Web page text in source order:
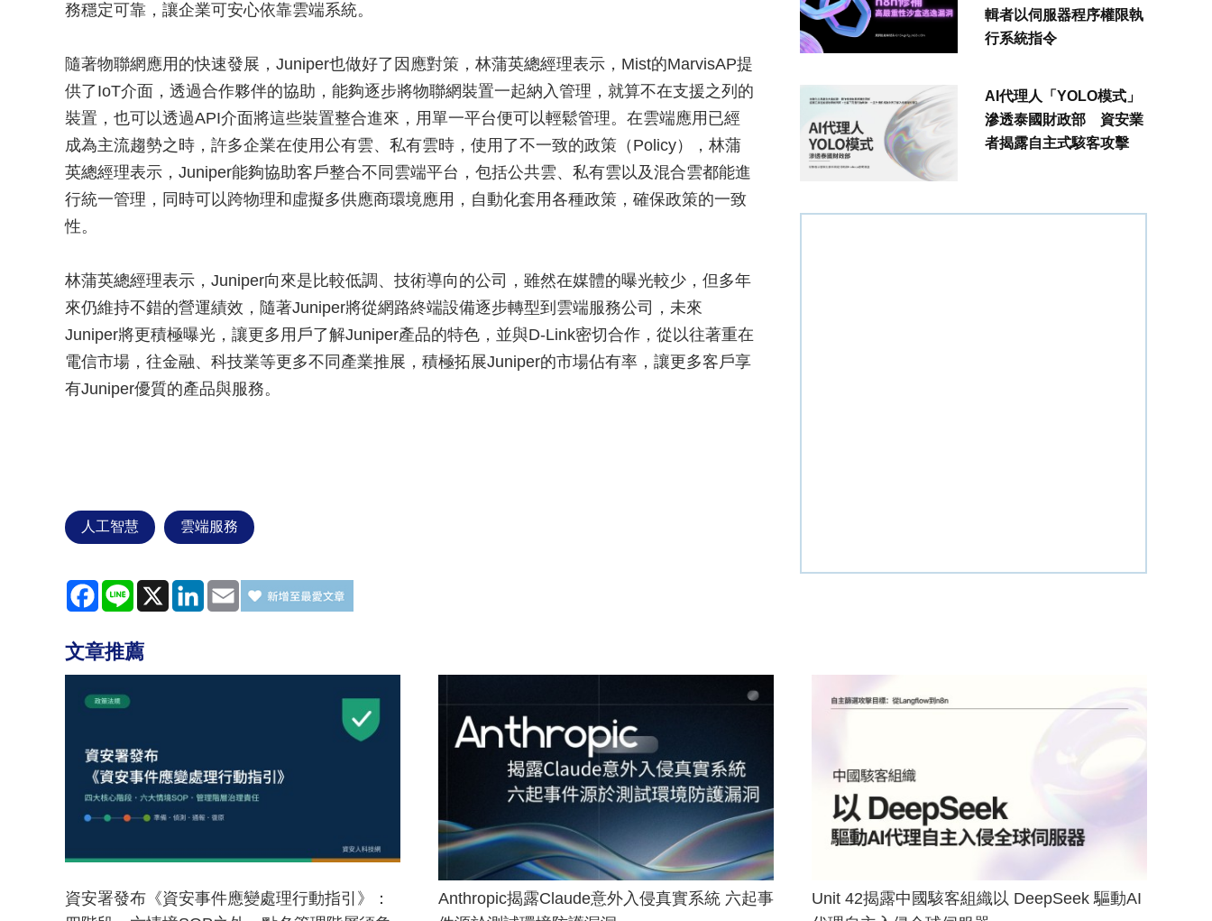
務穩定可靠，讓企業可安心依靠雲端系統。
隨著物聯網應用的快速發展，Juniper也做好了因應對策，林蒲英總經理表示，Mist的MarvisAP提
供了IoT介面，透過合作夥伴的協助，能夠逐步將物聯網裝置一起納入管理，就算不在支援之列的
裝置，也可以透過API介面將這些裝置整合進來，用單一平台便可以輕鬆管理。在雲端應用已經
成為主流趨勢之時，許多企業在使用公有雲、私有雲時，使用了不一致的政策（Policy），林蒲
英總經理表示，Juniper能夠協助客戶整合不同雲端平台，包括公共雲、私有雲以及混合雲都能進
行統一管理，同時可以跨物理和虛擬多供應商環境應用，自動化套用各種政策，確保政策的一致
性。
林蒲英總經理表示，Juniper向來是比較低調、技術導向的公司，雖然在媒體的曝光較少，但多年
來仍維持不錯的營運績效，隨著Juniper將從網路終端設備逐步轉型到雲端服務公司，未來
Juniper將更積極曝光，讓更多用戶了解Juniper產品的特色，並與D-Link密切合作，從以往著重在
電信市場，往金融、科技業等更多不同產業推展，積極拓展Juniper的市場佔有率，讓更多客戶享
有Juniper優質的產品與服務。
人工智慧 雲端服務
Facebook
Line X LinkedInEmail
輯者以伺服器程序權限執
行系統指令
AI代理人「YOLO模式」
滲透泰國財政部 資安業
者揭露自主式駭客攻擊
文章推薦
資安署發布《資安事件應變處理行動指引》：
Anthropic揭露Claude意外入侵真實系統 六起事
Unit 42揭露中國駭客組織以 DeepSeek 驅動AI